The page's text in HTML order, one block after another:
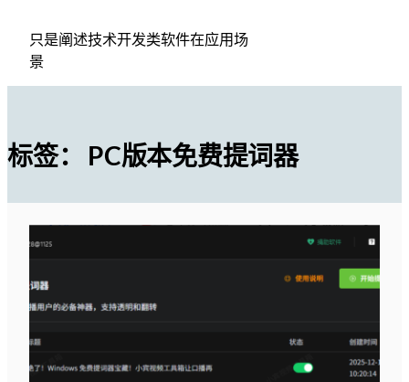
只是阐述技术开发类软件在应用场
景
标签： PC版本免费提词器